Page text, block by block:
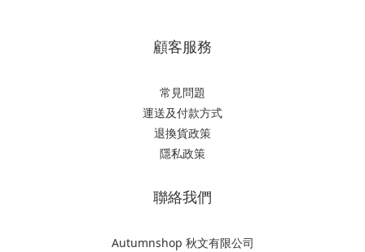
顧客服務
常見問題
運送及付款方式
退換貨政策
隱私政策
聯絡我們
Autumnshop 秋文有限公司